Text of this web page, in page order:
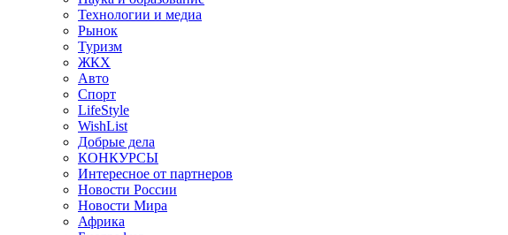
Технологии и медиа
Рынок
Туризм
ЖКХ
Авто
Спорт
LifeStyle
WishList
Добрые дела
КОНКУРСЫ
Интересное от партнеров
Новости России
Новости Мира
Африка